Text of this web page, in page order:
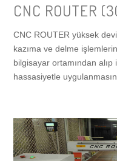
Anasayfa
Makina Parkuru
Dijital Baskı Makinası
Cnc Router (300x165)
Lazer (150x100)
Kurumsal
Hakkımızda
Vizyonumuz
Hizmetler
Cephe Tabelaları
Display Ürünler
CNC ROUTER
CNC ROUTER yüksek
kazıma ve delme
bilgisayar ortamından
hassasiyetle